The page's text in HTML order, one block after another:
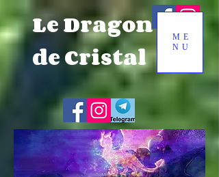
Le Dragon
de Cristal
ME
NU